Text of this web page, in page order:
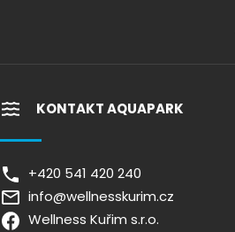
KONTAKT AQUAPARK
+420 541 420 240
info@wellnesskurim.cz
Wellness Kuřim s.r.o.